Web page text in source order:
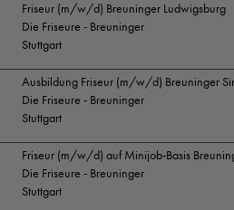
Friseur (m/w/d) Breuninger Ludwigsburg
Die Friseure - Breuninger
Stuttgart
Ausbildung Friseur (m/w/d) Breuninger
Die Friseure - Breuninger
Stuttgart
Friseur (m/w/d) auf Minijob-Basis
Die Friseure - Breuninger
Stuttgart